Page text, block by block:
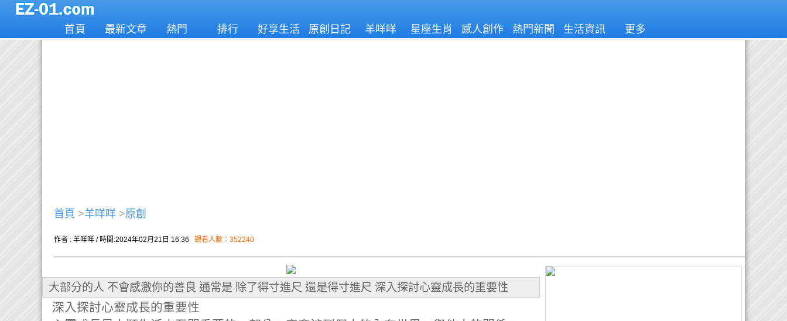
首頁 最新文章 熱門 排行 好享生活 原創日記 羊咩咩 星座生肖 感人創作 熱門新聞 生活資訊 更多
首頁 >羊咩咩 >原創
作者 : 羊咩咩 / 時間:2024年02月21日 16:36 觀看人數：352240
大部分的人 不會感激你的善良 通常是 除了得寸進尺 還是得寸進尺 深入探討心靈成長的重要性
深入探討心靈成長的重要性